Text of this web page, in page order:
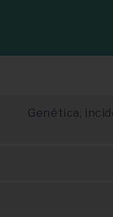
Genética,